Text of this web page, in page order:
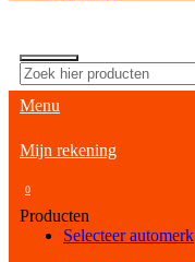
Menu
Mijn rekening
0
Producten
Selecteer automerk